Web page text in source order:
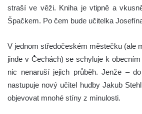
straší ve věži. Kniha je vtipně a
Špačkem. Po čem bude učitelka
V jednom středočeském městečku (ale
jinde v Čechách) se schyluje k
nic nenaruší jejich průběh. Jenže –
nastupuje nový učitel hudby Jakub
objevovat mnohé stíny z minulosti.